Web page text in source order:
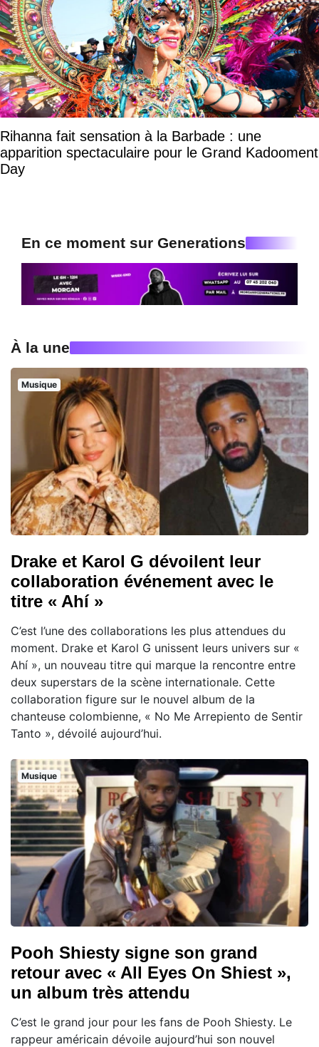
Rihanna fait sensation à la Barbade : une
apparition spectaculaire pour le Grand Kadooment
Day
En ce moment sur Generations
À la une
Musique
Drake et Karol G dévoilent leur
collaboration événement avec le
titre « Ahí »
C’est l’une des collaborations les plus attendues du
moment. Drake et Karol G unissent leurs univers sur «
Ahí », un nouveau titre qui marque la rencontre entre
deux superstars de la scène internationale. Cette
collaboration figure sur le nouvel album de la
chanteuse colombienne, « No Me Arrepiento de Sentir
Tanto », dévoilé aujourd’hui.
Musique
Pooh Shiesty signe son grand
retour avec « All Eyes On Shiest »,
un album très attendu
C’est le grand jour pour les fans de Pooh Shiesty. Le
rappeur américain dévoile aujourd’hui son nouvel